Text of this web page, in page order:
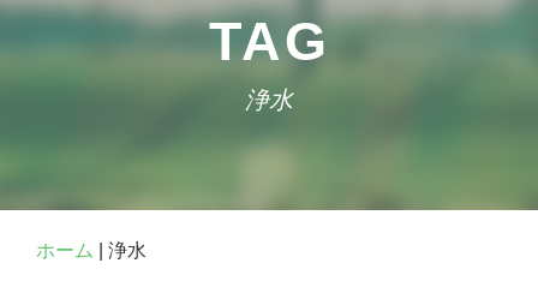
お問い合わせ
TAG
浄水
ホーム 浄水